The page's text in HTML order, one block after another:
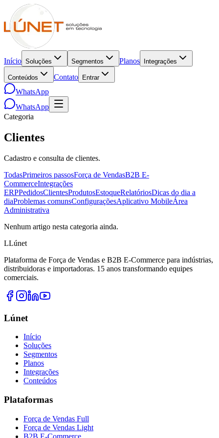
Início Soluções Segmentos Planos Integrações
Conteúdos Contato Entrar
WhatsApp
WhatsApp
Categoria
Clientes
Cadastro e consulta de clientes.
TodasPrimeiros passosForça de VendasB2B E-
CommerceIntegrações
ERPPedidosClientesProdutosEstoqueRelatóriosDicas do dia a
diaProblemas comunsConfiguraçõesAplicativo MobileÁrea
Administrativa
Nenhum artigo nesta categoria ainda.
LLúnet
Plataforma de Força de Vendas e B2B E-Commerce para indústrias,
distribuidoras e importadoras. 15 anos transformando equipes
comerciais.
Lúnet
Início
Soluções
Segmentos
Planos
Integrações
Conteúdos
Plataformas
Força de Vendas Full
Força de Vendas Light
B2B E-Commerce